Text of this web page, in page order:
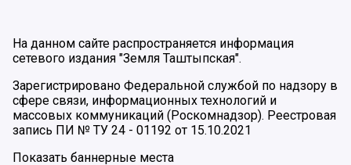
На данном сайте распространяется информация
сетевого издания "Земля Таштыпская".
Зарегистрировано Федеральной службой по надзору в
сфере связи, информационных технологий и
массовых коммуникаций (Роскомнадзор). Реестровая
запись ПИ № ТУ 24 - 01192 от 15.10.2021
Показать баннерные места